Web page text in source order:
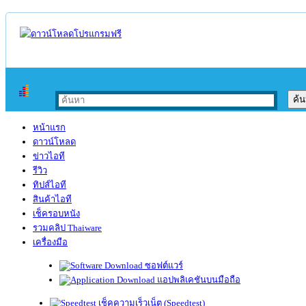
หน้าแรก
ดาวน์โหลด
ข่าวไอที
รีวิว
ทิปส์ไอที
สินค้าไอที
เช็ครอบหนัง
รวมคลิป Thaiware
เครื่องมือ
ซอฟต์แวร์
แอปพลิเคชันบนมือถือ
เช็คความเร็วเน็ต (Speedtest)